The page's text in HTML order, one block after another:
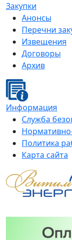
Закупки
Анонсы
Перечни
Извещения
Договоры
Архив
Информация
Служба
Политика
Карта сайта